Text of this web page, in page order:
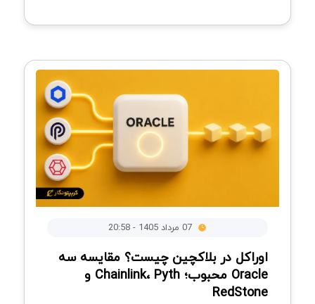
اوراکل در بلاکچین چیست؟ مقایسه سه
Oracle محبوب؛ Chainlink، Pyth و
RedStone